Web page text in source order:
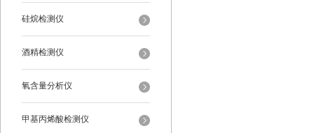
硅烷检测仪
酒精检测仪
氧含量分析仪
甲基丙烯酸检测仪